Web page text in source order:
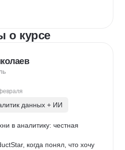
о курсе
данных + ИИ
в аналитику: честная
когда понял, что хочу